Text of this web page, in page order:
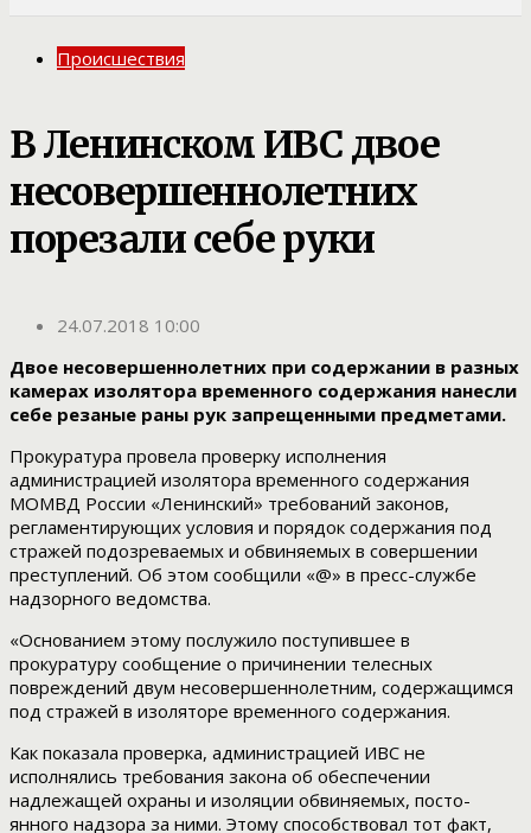
Происшествия
В Ленинском ИВС двое
несовершеннолетних
порезали себе руки
24.07.2018 10:00
Двое несовершеннолетних при содержании в разных
камерах изолятора временного содержания нанесли
себе резаные раны рук запрещенными предметами.
Прокуратура провела проверку исполнения
администрацией изолятора временного содержания
МОМВД России «Ленинский» требований законов,
регламентирующих условия и порядок содержания под
стражей подозреваемых и обвиняемых в совершении
преступлений. Об этом сообщили «@» в пресс-службе
надзорного ведомства.
«Основанием этому послужило поступившее в
прокуратуру сообщение о причинении телесных
повреждений двум несовершеннолетним, содержащимся
под стражей в изоляторе временного содержания.
Как показала проверка, администрацией ИВС не
исполнялись требования закона об обеспечении
надлежащей охраны и изоляции обвиняемых, посто­
янного надзора за ними. Этому способствовал тот факт,